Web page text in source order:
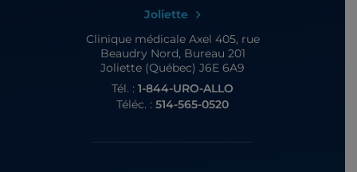
Joliette
Clinique médicale Axel 405, rue
Beaudry Nord, Bureau 201
Joliette (Québec) J6E 6A9
Tél. : 1-844-URO-ALLO
Téléc. : 514-565-0520